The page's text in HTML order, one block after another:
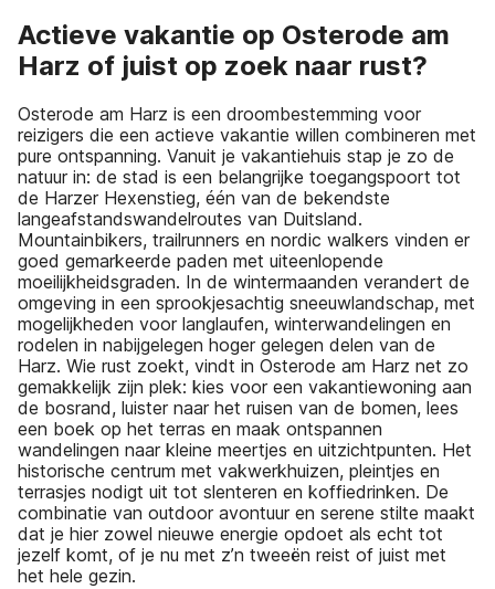
Actieve vakantie op Osterode am
Harz of juist op zoek naar rust?
Osterode am Harz is een droombestemming voor
reizigers die een actieve vakantie willen combineren met
pure ontspanning. Vanuit je vakantiehuis stap je zo de
natuur in: de stad is een belangrijke toegangspoort tot
de Harzer Hexenstieg, één van de bekendste
langeafstandswandelroutes van Duitsland.
Mountainbikers, trailrunners en nordic walkers vinden er
goed gemarkeerde paden met uiteenlopende
moeilijkheidsgraden. In de wintermaanden verandert de
omgeving in een sprookjesachtig sneeuwlandschap, met
mogelijkheden voor langlaufen, winterwandelingen en
rodelen in nabijgelegen hoger gelegen delen van de
Harz. Wie rust zoekt, vindt in Osterode am Harz net zo
gemakkelijk zijn plek: kies voor een vakantiewoning aan
de bosrand, luister naar het ruisen van de bomen, lees
een boek op het terras en maak ontspannen
wandelingen naar kleine meertjes en uitzichtpunten. Het
historische centrum met vakwerkhuizen, pleintjes en
terrasjes nodigt uit tot slenteren en koffiedrinken. De
combinatie van outdoor avontuur en serene stilte maakt
dat je hier zowel nieuwe energie opdoet als echt tot
jezelf komt, of je nu met z’n tweeën reist of juist met
het hele gezin.